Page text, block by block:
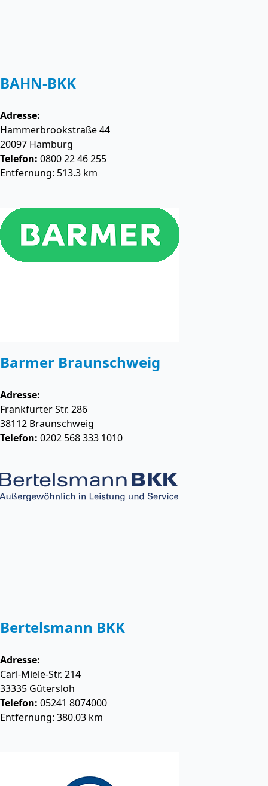
BAHN-BKK
Adresse:
Hammerbrookstraße 44
20097 Hamburg
Telefon: 0800 22 46 255
Entfernung: 513.3 km
Barmer Braunschweig
Adresse:
Frankfurter Str. 286
38112 Braunschweig
Telefon: 0202 568 333 1010
Bertelsmann BKK
Adresse:
Carl-Miele-Str. 214
33335 Gütersloh
Telefon: 05241 8074000
Entfernung: 380.03 km